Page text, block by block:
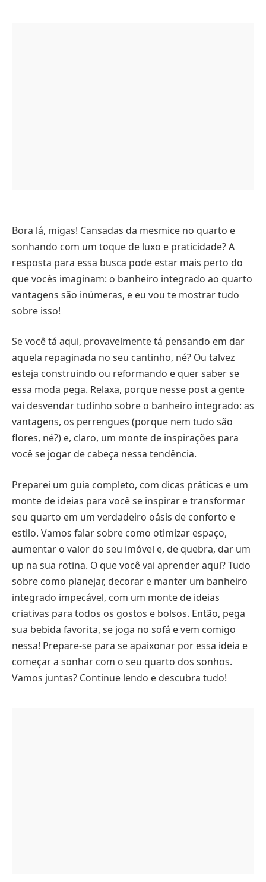
Bora lá, migas! Cansadas da mesmice no quarto e
sonhando com um toque de luxo e praticidade? A
resposta para essa busca pode estar mais perto do
que vocês imaginam: o banheiro integrado ao quarto
vantagens são inúmeras, e eu vou te mostrar tudo
sobre isso!
Se você tá aqui, provavelmente tá pensando em dar
aquela repaginada no seu cantinho, né? Ou talvez
esteja construindo ou reformando e quer saber se
essa moda pega. Relaxa, porque nesse post a gente
vai desvendar tudinho sobre o banheiro integrado: as
vantagens, os perrengues (porque nem tudo são
flores, né?) e, claro, um monte de inspirações para
você se jogar de cabeça nessa tendência.
Preparei um guia completo, com dicas práticas e um
monte de ideias para você se inspirar e transformar
seu quarto em um verdadeiro oásis de conforto e
estilo. Vamos falar sobre como otimizar espaço,
aumentar o valor do seu imóvel e, de quebra, dar um
up na sua rotina. O que você vai aprender aqui? Tudo
sobre como planejar, decorar e manter um banheiro
integrado impecável, com um monte de ideias
criativas para todos os gostos e bolsos. Então, pega
sua bebida favorita, se joga no sofá e vem comigo
nessa! Prepare-se para se apaixonar por essa ideia e
começar a sonhar com o seu quarto dos sonhos.
Vamos juntas? Continue lendo e descubra tudo!